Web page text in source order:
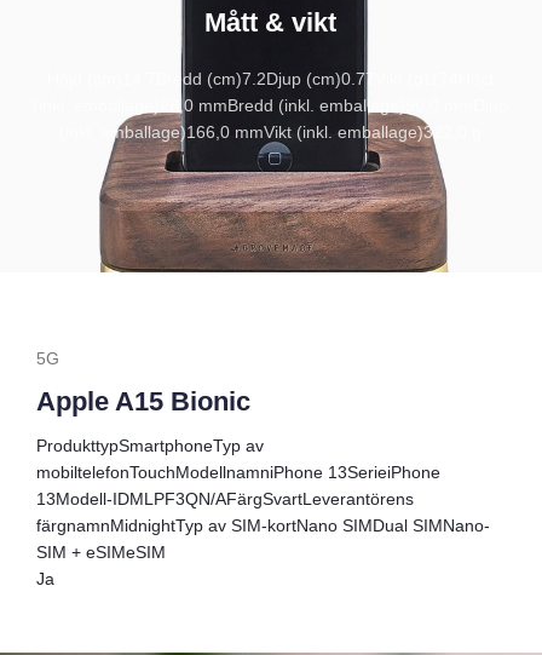
Mått & vikt
Bredd (cm)7.2Djup (cm)0.77
28,0 mmBredd (inkl. emballage)
(inkl. emballage)166,0 mmVikt (inkl. emballage)322,0 g
5G
Apple A15 Bionic
ProdukttypSmartphoneTyp av
mobiltelefonTouchModellnamniPhone 13SerieiPhone
13Modell-IDMLPF3QN/AFärgSvartLeverantörens
färgnamnMidnightTyp av SIM-kortNano SIMDual SIMNano-
SIM + eSIMeSIM
Ja